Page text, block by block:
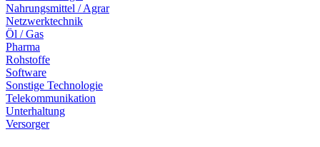
Nahrungsmittel / Agrar
Netzwerktechnik
Öl / Gas
Pharma
Rohstoffe
Software
Sonstige Technologie
Telekommunikation
Unterhaltung
Versorger